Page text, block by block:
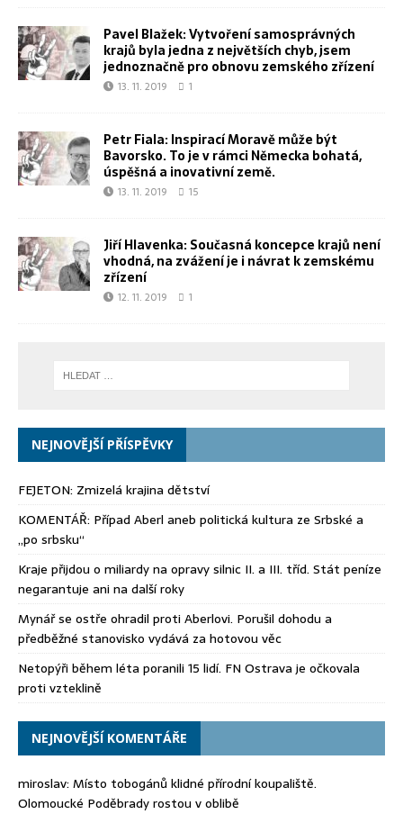
Pavel Blažek: Vytvoření samosprávných
krajů byla jedna z největších chyb, jsem
jednoznačně pro obnovu zemského zřízení
13. 11. 2019 1
Petr Fiala: Inspirací Moravě může být
Bavorsko. To je v rámci Německa bohatá,
úspěšná a inovativní země.
13. 11. 2019 15
Jiří Hlavenka: Současná koncepce krajů není
vhodná, na zvážení je i návrat k zemskému
zřízení
12. 11. 2019 1
NEJNOVĚJŠÍ PŘÍSPĚVKY
FEJETON: Zmizelá krajina dětství
KOMENTÁŘ: Případ Aberl aneb politická kultura ze Srbské a
„po srbsku“
Kraje přijdou o miliardy na opravy silnic II. a III. tříd. Stát peníze
negarantuje ani na další roky
Mynář se ostře ohradil proti Aberlovi. Porušil dohodu a
předběžné stanovisko vydává za hotovou věc
Netopýři během léta poranili 15 lidí. FN Ostrava je očkovala
proti vzteklině
NEJNOVĚJŠÍ KOMENTÁŘE
miroslav: Místo tobogánů klidné přírodní koupaliště.
Olomoucké Poděbrady rostou v oblibě